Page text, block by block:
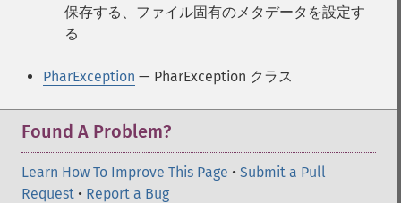
保存する、ファイル固有のメタデータを設定す
る
PharException — PharException クラス
Found A Problem?
Learn How To Improve This Page • Submit a Pull
Request • Report a Bug